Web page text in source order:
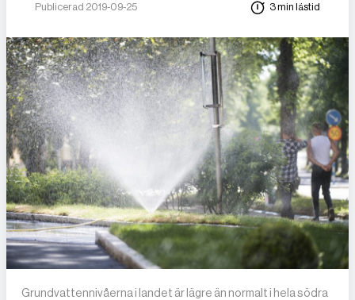
Publicerad 2019-09-25 3 min lästid
Grundvattennivåerna i landet är lägre än normalt i hela södra